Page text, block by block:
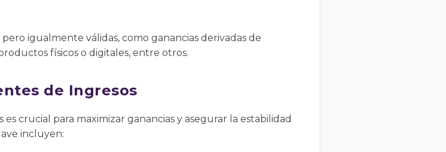
igualmente válidas, como ganancias derivadas de
físicos o digitales, entre otros.
de Ingresos
crucial para maximizar ganancias y asegurar la estabilidad
incluyen: